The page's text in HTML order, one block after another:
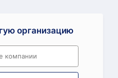
организацию